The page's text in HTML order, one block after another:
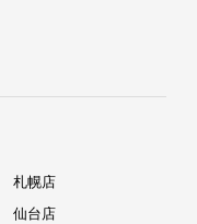
札幌店
仙台店